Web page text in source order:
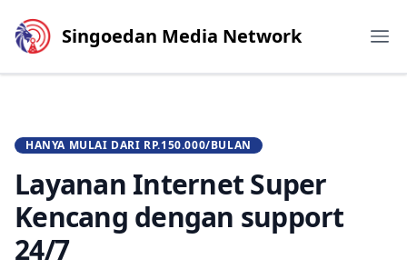
Singoedan Media Network
HANYA MULAI DARI RP.150.000/BULAN
Layanan Internet Super
Kencang dengan support
24/7